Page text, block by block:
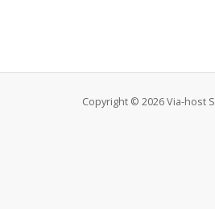
Copyright © 2026 Via-host